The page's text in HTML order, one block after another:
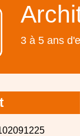
3 à 5 ans